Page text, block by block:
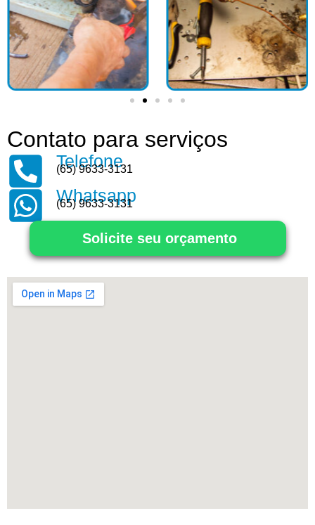
Contato para serviços
Telefone
(65) 9633-3131
Whatsapp
(65) 9633-3131
Solicite seu orçamento